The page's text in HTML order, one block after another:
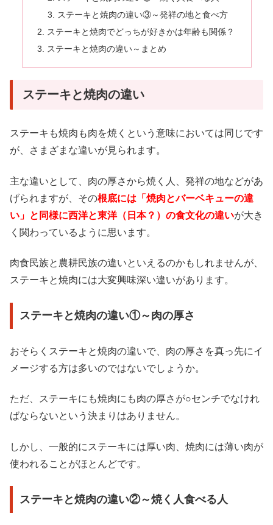
ステーキと焼肉の違い③～発祥の地と食べ方
ステーキと焼肉でどっちが好きかは年齢も関係？
ステーキと焼肉の違い～まとめ
ステーキと焼肉の違い
ステーキも焼肉も肉を焼くという意味においては同じです
が、さまざまな違いが見られます。
主な違いとして、肉の厚さから焼く人、発祥の地などがあ
げられますが、その根底には「焼肉とバーベキューの違
い」と同様に西洋と東洋（日本？）の食文化の違いが大き
く関わっているように思います。
肉食民族と農耕民族の違いといえるのかもしれませんが、
ステーキと焼肉には大変興味深い違いがあります。
ステーキと焼肉の違い①～肉の厚さ
おそらくステーキと焼肉の違いで、肉の厚さを真っ先にイ
メージする方は多いのではないでしょうか。
ただ、ステーキにも焼肉にも肉の厚さが○センチでなけれ
ばならないという決まりはありません。
しかし、一般的にステーキには厚い肉、焼肉には薄い肉が
使われることがほとんどです。
ステーキと焼肉の違い②～焼く人食べる人